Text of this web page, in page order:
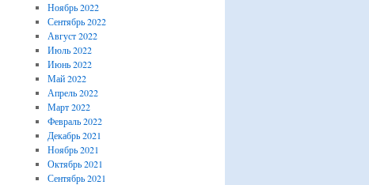
Ноябрь 2022
Сентябрь 2022
Август 2022
Июль 2022
Июнь 2022
Май 2022
Апрель 2022
Март 2022
Февраль 2022
Декабрь 2021
Ноябрь 2021
Октябрь 2021
Сентябрь 2021